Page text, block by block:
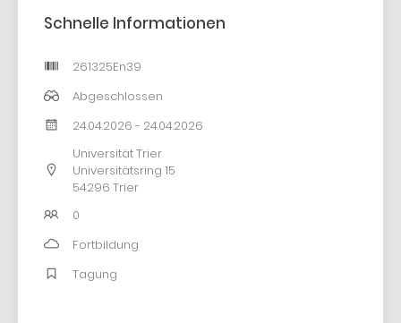
Schnelle Informationen
261325En39
Abgeschlossen
24.04.2026 - 24.04.2026
Universität Trier
Universitätsring 15
54296 Trier
0
Fortbildung
Tagung